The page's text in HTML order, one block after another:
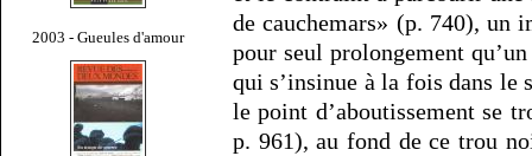
2003 - Gueules d'amour
de cauchemars» (p. 740), un
pour seul prolongement
qui s’insinue à la fois dans le
le point d’aboutissement se
p. 961), au fond de ce trou